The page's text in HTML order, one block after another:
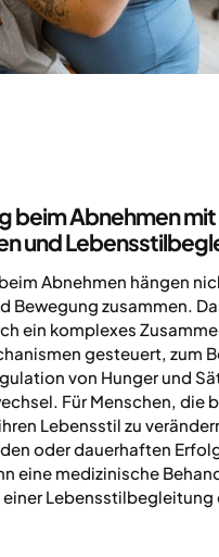
beim Abnehmen mit
und
Abnehmen hängen
Bewegung zusammen.
ein komplexes
gesteuert, zum
von Hunger und
Für Menschen, die
Lebensstil zu
oder dauerhaften
eine medizinische
Lebensstilbegleitung